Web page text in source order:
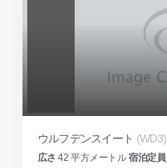
ウルフデンスイート (WD3)
広さ 42 平方メートル宿泊定員